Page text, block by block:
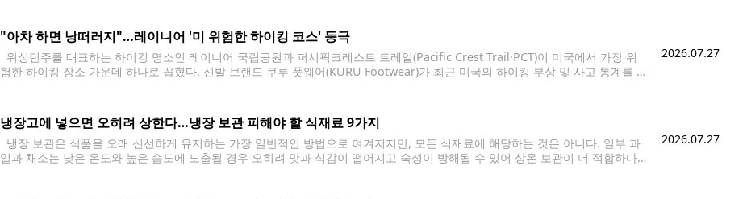
"아차 하면 낭떠러지"…레이니어 '미 위험한 하이킹 코스' 등극
워싱턴주를 대표하는 하이킹 명소인 레이니어 국립공원과 퍼시픽크레스트 트레일(Pacific Crest Trail·PCT)이 미국에서 가장 위
험한 하이킹 장소 가운데 하나로 꼽혔다. 신발 브랜드 쿠루 풋웨어(KURU Footwear)가 최근 미국의 하이킹 부상 및 사고 통계를 분
2026.07.27
냉장고에 넣으면 오히려 상한다…냉장 보관 피해야 할 식재료 9가지
냉장 보관은 식품을 오래 신선하게 유지하는 가장 일반적인 방법으로 여겨지지만, 모든 식재료에 해당하는 것은 아니다. 일부 과
일과 채소는 낮은 온도와 높은 습도에 노출될 경우 오히려 맛과 식감이 떨어지고 숙성이 방해될 수 있어 상온 보관이 더 적합하다
2026.07.27